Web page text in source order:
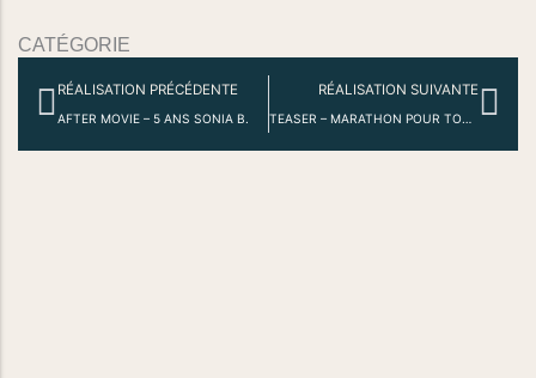
CATÉGORIE
Précédent
RÉALISATION PRÉCÉDENTE
AFTER MOVIE – 5 ANS SONIA B.
RÉALISATION SUIVANTE
TEASER – MARATHON POUR TOUS